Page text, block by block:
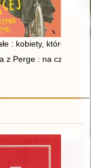
policjantów i
: kobiety, które
z Perge : na czele
Szkoły Historii